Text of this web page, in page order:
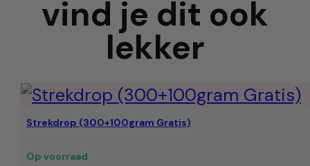
vind je dit ook
lekker
Strekdrop (300+100gram Gratis)
Op voorraad